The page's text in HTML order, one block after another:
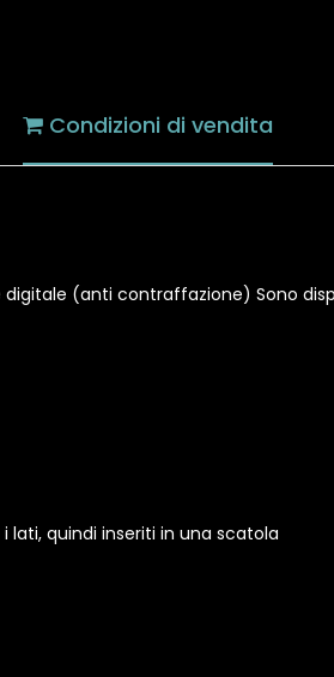
Condizioni di vendita
(anti contraffazione) Sono
quindi inseriti in una scatola